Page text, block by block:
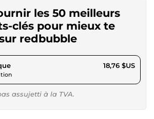
les 50 meilleurs
clés pour mieux te
redbubble
pour 17,28 $US 18,76 $US
assujetti à la TVA.